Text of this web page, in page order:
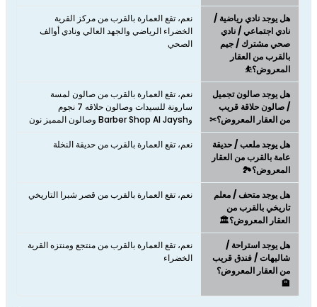
هل يوجد نادي رياضية /
نادي اجتماعي / نادي
صحي مشترك / جيم
بالقرب من العقار
المعروض؟⛹
نعم، تقع العمارة بالقرب من مركز القرية
الخضراء الرياضي والجهد العالي ونادي أوالف
الصحي
هل يوجد صالون تجميل
/ صالون حلاقة قريب
من العقار المعروض؟✂
نعم، تقع العمارة بالقرب من صالون لمسة
سارونة للسيدات وصالون حلاقه 7 نجوم
وBarber Shop Al Jaysh وصالون المميز نون
هل يوجد ملعب / حديقة
عامة بالقرب من العقار
المعروض؟🏞️
نعم، تقع العمارة بالقرب من حديقة النخلة
هل يوجد متحف / معلم
تاريخي بالقرب من
العقار المعروض؟🏛️
نعم، تقع العمارة بالقرب من قصر شبرا التاريخي
هل يوجد استراحة /
شاليهات / فندق قريب
من العقار المعروض؟
🏨
نعم، تقع العمارة بالقرب من منتجع ومنتزه القرية
الخضراء